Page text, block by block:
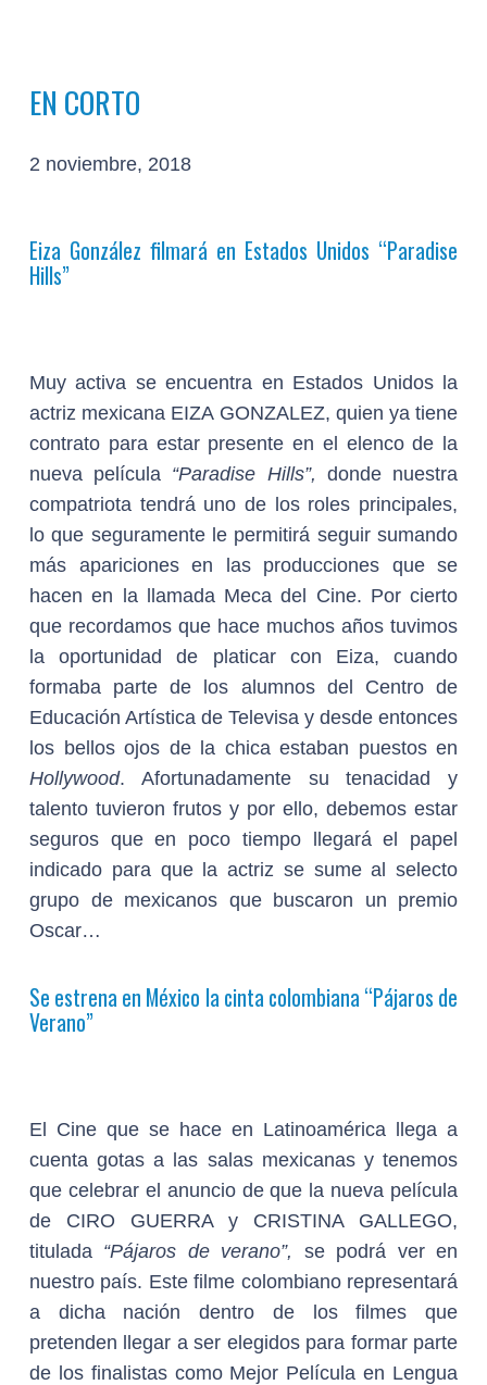
EN CORTO
2 noviembre, 2018
Eiza González filmará en Estados Unidos “Paradise
Hills”
Muy activa se encuentra en Estados Unidos la
actriz mexicana EIZA GONZALEZ, quien ya tiene
contrato para estar presente en el elenco de la
nueva película “Paradise Hills”, donde nuestra
compatriota tendrá uno de los roles principales,
lo que seguramente le permitirá seguir sumando
más apariciones en las producciones que se
hacen en la llamada Meca del Cine. Por cierto
que recordamos que hace muchos años tuvimos
la oportunidad de platicar con Eiza, cuando
formaba parte de los alumnos del Centro de
Educación Artística de Televisa y desde entonces
los bellos ojos de la chica estaban puestos en
Hollywood. Afortunadamente su tenacidad y
talento tuvieron frutos y por ello, debemos estar
seguros que en poco tiempo llegará el papel
indicado para que la actriz se sume al selecto
grupo de mexicanos que buscaron un premio
Oscar…
Se estrena en México la cinta colombiana“Pájaros de
Verano”
El Cine que se hace en Latinoamérica llega a
cuenta gotas a las salas mexicanas y tenemos
que celebrar el anuncio de que la nueva película
de CIRO GUERRA y CRISTINA GALLEGO,
titulada “Pájaros de verano”,
se podrá ver en
nuestro país. Este filme colombiano representará
a dicha nación dentro de los filmes que
pretenden llegar a ser elegidos para formar parte
de los finalistas como Mejor Película en Lengua